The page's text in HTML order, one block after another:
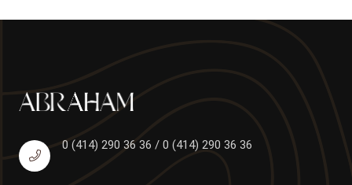
0 (414) 290 36 36 / 0 (414) 290 36 36